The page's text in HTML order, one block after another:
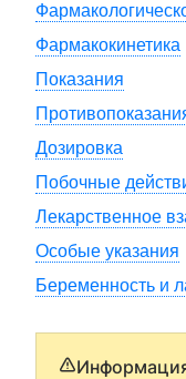
Фармакокинетика
Показания
Дозировка
Побочные
Лекарственное
Особые указания
Беременность и